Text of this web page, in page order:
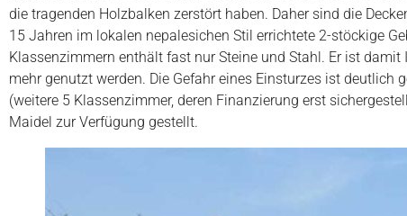
die tragenden Holzbalken zerstört haben. Daher sind die
15 Jahren im lokalen nepalesichen Stil errichtete 2-stöckige
Klassenzimmern enthält fast nur Steine und Stahl. Er ist
mehr genutzt werden. Die Gefahr eines Einsturzes ist
(weitere 5 Klassenzimmer, deren Finanzierung erst
Maidel zur Verfügung gestellt.